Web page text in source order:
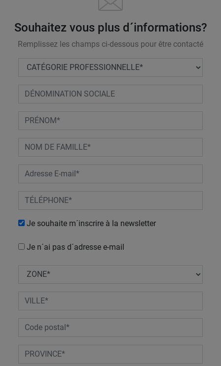
Souhaitez vous plus d´informations?
Remplissez les champs ci-dessous pour être contacté
Je souhaite m´inscrire à la newsletter
Je n´ai pas d´adresse e-mail